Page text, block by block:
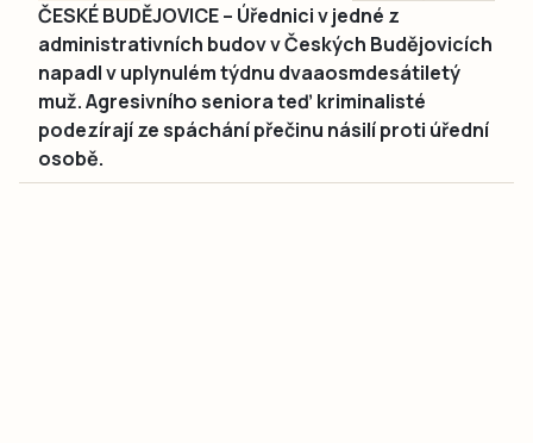
ČESKÉ BUDĚJOVICE – Úřednici v jedné z
administrativních budov v Českých Budějovicích
napadl v uplynulém týdnu dvaaosmdesátiletý
muž. Agresivního seniora teď kriminalisté
podezírají ze spáchání přečinu násilí proti úřední
osobě.